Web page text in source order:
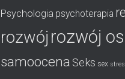
Psychologia psychoterapia
rozwój rozwój
samoocena Seks sex stres